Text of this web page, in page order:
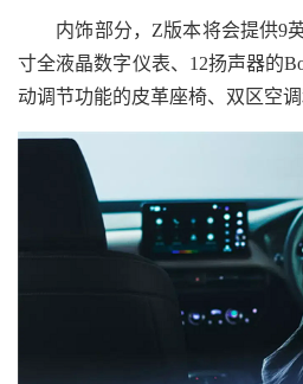
内饰部分，Z版本将会提供9英
寸全液晶数字仪表、12扬声器的
动调节功能的皮革座椅、双区空调